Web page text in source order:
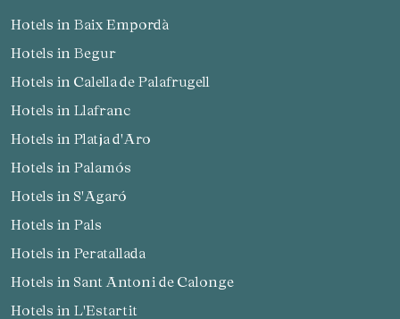
Hotels in Baix Empordà
Hotels in Begur
Hotels in Calella de Palafrugell
Hotels in Llafranc
Hotels in Platja d'Aro
Hotels in Palamós
Hotels in S'Agaró
Hotels in Pals
Hotels in Peratallada
Hotels in Sant Antoni de Calonge
Hotels in L'Estartit